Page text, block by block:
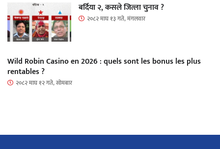
बर्दिया २, कसले जित्ला चुनाव ?
२०८२ माघ १३ गते, मंगलवार
Wild Robin Casino en 2026 : quels sont les bonus les plus
rentables ?
२०८२ माघ १२ गते, सोमबार